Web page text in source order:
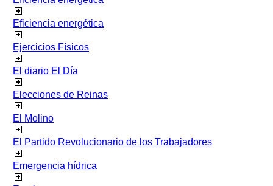
Eficiencia energética
Ejercicios Físicos
El diario El Día
Elecciones de Reinas
El Molino
El Partido Revolucionario de los Trabajadores
Emergencia hídrica